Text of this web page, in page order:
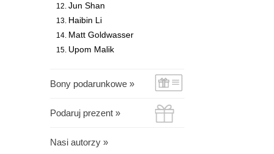
Jun Shan
Haibin Li
Matt Goldwasser
Upom Malik
Bony podarunkowe »
Podaruj prezent »
Nasi autorzy »